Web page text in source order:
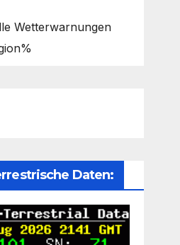
Daten: